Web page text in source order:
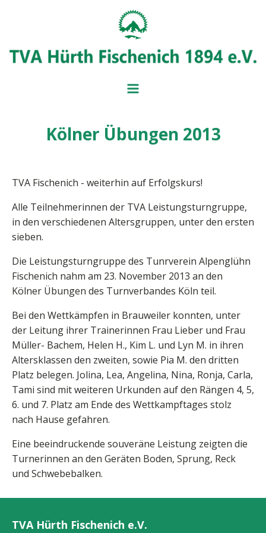
BALL- UND
Kölner Übungen 2013
TVA Fischenich - weiterhin auf Erfolgskurs!
Alle Teilnehmerinnen der TVA Leistungsturngruppe,
in den verschiedenen Altersgruppen, unter den ersten
sieben.
Die Leistungsturngruppe des Tunrverein Alpenglühn
Fischenich nahm am 23. November 2013 an den
Kölner Übungen des Turnverbandes Köln teil.
Bei den Wettkämpfen in Brauweiler konnten, unter
der Leitung ihrer Trainerinnen Frau Lieber und Frau
Müller- Bachem, Helen H., Kim L. und Lyn M. in ihren
Altersklassen den zweiten, sowie Pia M. den dritten
Platz belegen. Jolina, Lea, Angelina, Nina, Ronja, Carla,
Tami sind mit weiteren Urkunden auf den Rängen 4, 5,
6. und 7. Platz am Ende des Wettkampftages stolz
nach Hause gefahren.
Eine beeindruckende souveräne Leistung zeigten die
Turnerinnen an den Geräten Boden, Sprung, Reck
und Schwebebalken.
TVA Hürth Fischenich e.V.